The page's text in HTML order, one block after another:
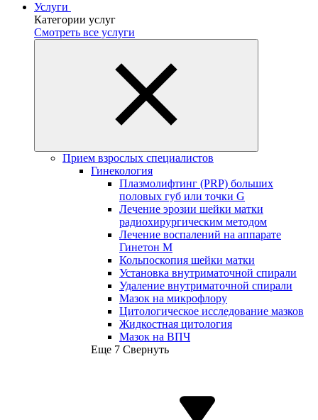
Услуги
Категории услуг
Смотреть все услуги
Прием взрослых специалистов
Гинекология
Плазмолифтинг (PRP) больших
половых губ или точки G
Лечение эрозии шейки матки
радиохирургическим методом
Лечение воспалений на аппарате
Гинетон М
Кольпоскопия шейки матки
Установка внутриматочной спирали
Удаление внутриматочной спирали
Мазок на микрофлору
Цитологическое исследование мазков
Жидкостная цитология
Мазок на ВПЧ
Еще 7 Свернуть